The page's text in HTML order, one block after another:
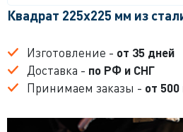
Квадрат 225x225 мм из
Изготовление - от 35 дней
Доставка - по РФ и СНГ
Принимаем заказы - от 500